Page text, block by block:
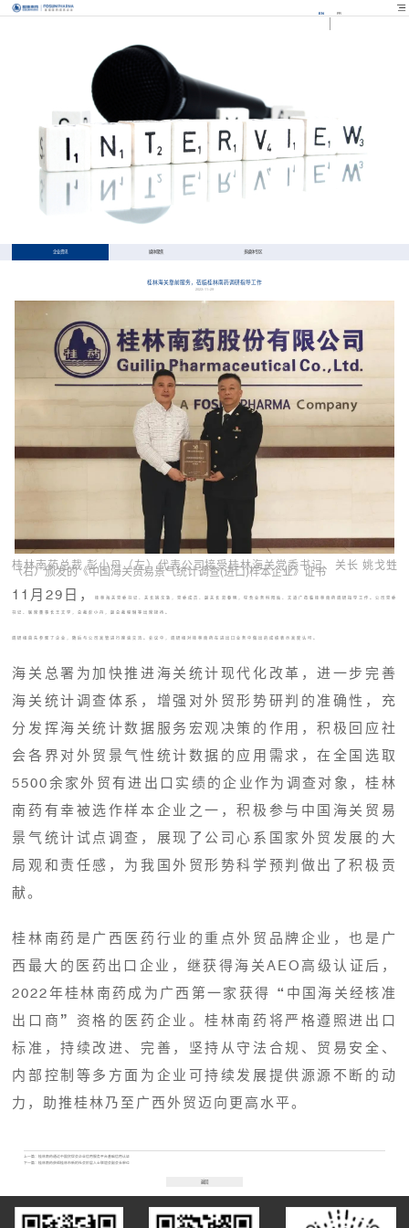
EN FR
企业资讯 媒体聚焦 多媒体专区
桂林海关靠前服务，莅临桂林南药调研指导工作
2023-11-29
桂林南药总裁 彭小丹（左）代表公司接受桂林海关党委书记、关长 姚戈甡
（右）颁发的《中国海关贸易景气统计调查(进口)样本企业》证书
11月29日， 桂林海关党委书记、关长姚戈甡，党委成员、副关长易春明，综合业务科阳灿、文道广莅临桂林南药调研指导工作。公司党委
书记、联席董事长王文学，总裁彭小丹，副总裁程琳等出席接待。
调研组首先参观了企业，随后与公司高管进行座谈交流。会议中，调研组对桂林南药在进出口业务中做出的成绩表示高度认可。
海关总署为加快推进海关统计现代化改革，进一步完善
海关统计调查体系，增强对外贸形势研判的准确性，充
分发挥海关统计数据服务宏观决策的作用，积极回应社
会各界对外贸景气性统计数据的应用需求，在全国选取
5500余家外贸有进出口实绩的企业作为调查对象，桂林
南药有幸被选作样本企业之一，积极参与中国海关贸易
景气统计试点调查，展现了公司心系国家外贸发展的大
局观和责任感，为我国外贸形势科学预判做出了积极贡
献。
桂林南药是广西医药行业的重点外贸品牌企业，也是广
西最大的医药出口企业，继获得海关AEO高级认证后，
2022年桂林南药成为广西第一家获得“中国海关经核准
出口商”资格的医药企业。桂林南药将严格遵照进出口
标准，持续改进、完善，坚持从守法合规、贸易安全、
内部控制等多方面为企业可持续发展提供源源不断的动
力，助推桂林乃至广西外贸迈向更高水平。
上一篇：
桂林南药通过中国贸促会企业信用服务平台基础信用认证
下一篇：
桂林南药获颁桂林市新的社会阶层人士联谊会副会长单位
返回